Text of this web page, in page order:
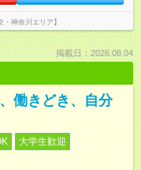
神奈川エリア】
掲載日：2026.08.04
働きどき、自分
大学生歓迎